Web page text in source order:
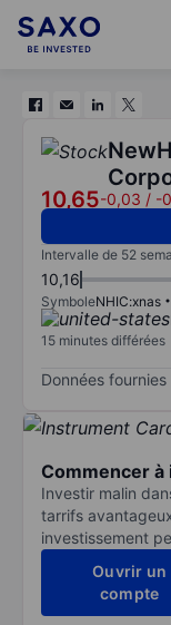
10,65-0,03 / -
Intervalle de 52
10,16
SymboleNHIC:xnas
15 minutes différées
Données
Commencer à
Investir malin
tarrifs
investissement
Ouvrir un
compte